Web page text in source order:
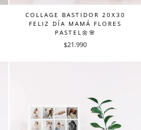
COLLAGE BASTIDOR 20X30
FELIZ DÍA MAMÁ FLORES
PASTEL🌼🌸
$21.990